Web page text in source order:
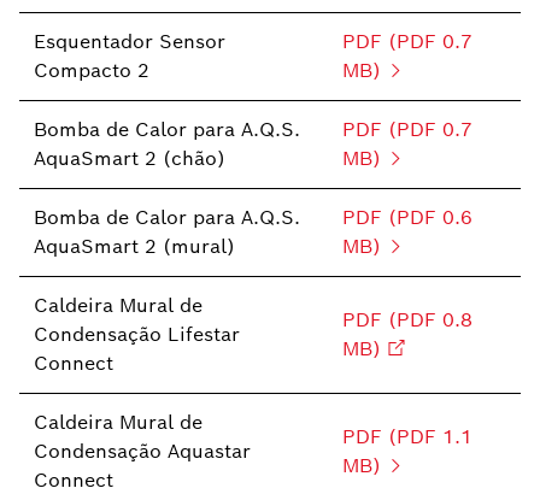
Esquentador Sensor
Compacto 2
PDF (PDF 0.7
MB)
Bomba de Calor para A.Q.S.
AquaSmart 2 (chão)
PDF (PDF 0.7
MB)
Bomba de Calor para A.Q.S.
AquaSmart 2 (mural)
PDF (PDF 0.6
MB)
Caldeira Mural de
Condensação Lifestar
Connect
PDF (PDF 0.8
MB)
Caldeira Mural de
Condensação Aquastar
Connect
PDF (PDF 1.1
MB)